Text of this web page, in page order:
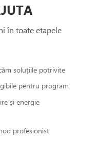
în toate etapele
soluțiile potrivite
pentru program
și energie
profesionist